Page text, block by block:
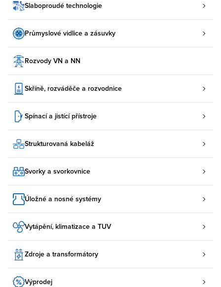
Slaboproudé technologie
Průmyslové vidlice a zásuvky
Rozvody VN a NN
Skříně, rozváděče a rozvodnice
Spínací a jistící přístroje
Strukturovaná kabeláž
Svorky a svorkovnice
Úložné a nosné systémy
Vytápění, klimatizace a TUV
Zdroje a transformátory
Výprodej